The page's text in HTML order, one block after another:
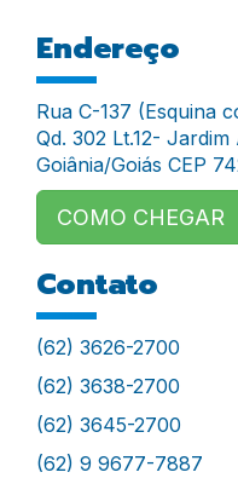
Endereço
Rua C-137 (Esquina
Qd. 302 Lt.12- Jardim
Goiânia/Goiás CEP
COMO CHEGAR
Contato
(62) 3626-2700
(62) 3638-2700
(62) 3645-2700
(62) 9 9677-7887